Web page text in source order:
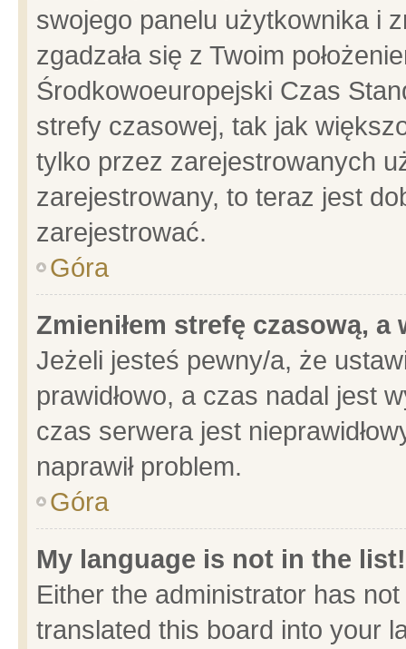
swojego panelu użytkownika i
zgadzała się z Twoim
Środkowoeuropejski Czas
strefy czasowej, tak jak
tylko przez zarejestrowanych
zarejestrowany, to teraz jest
zarejestrować.
Góra
Zmieniłem strefę czasową,
Jeżeli jesteś pewny/a, że
prawidłowo, a czas nadal jest
czas serwera jest
naprawił problem.
Góra
My language is not in the list!
Either the administrator has
translated this board into your